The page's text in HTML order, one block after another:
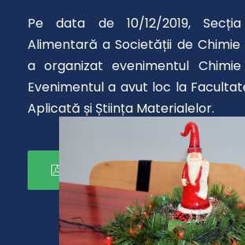
Pe data de 10/12/2019,
Alimentară a Societății de Chimie
a organizat evenimentul
Evenimentul a avut loc la
Aplicată și Știința Materialelor.
PROGRAM